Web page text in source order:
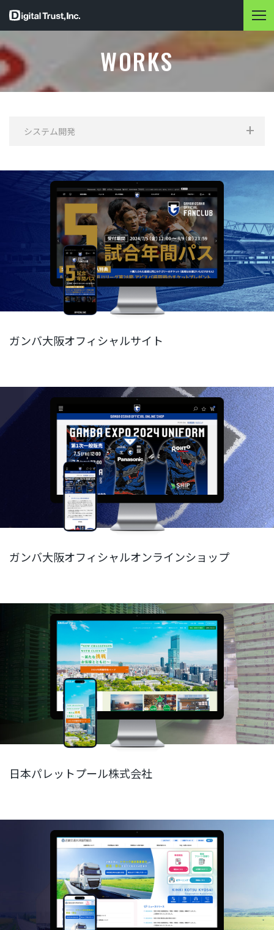
WORKS
システム開発
ガンバ大阪オフィシャルサイト
ガンバ大阪オフィシャルオンラインショップ
日本パレットプール株式会社